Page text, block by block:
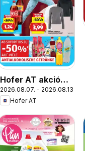
Hofer AT akciós
újság
2026.08.07. - 2026.08.13.
Hofer AT